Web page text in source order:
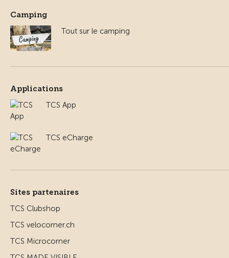
Camping
Tout sur le camping
Applications
TCS App
TCS eCharge
Sites partenaires
TCS Clubshop
TCS velocorner.ch
TCS Microcorner